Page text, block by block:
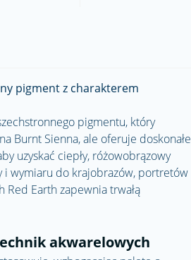
pigment z charakterem
pigmentu, który
Burnt Sienna, ale oferuje doskonałe
uzyskać ciepły, różowobrązowy
i wymiaru do krajobrazów, portretów
Red Earth zapewnia trwałą
akwarelowych